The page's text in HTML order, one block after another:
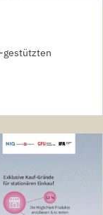
gestützten